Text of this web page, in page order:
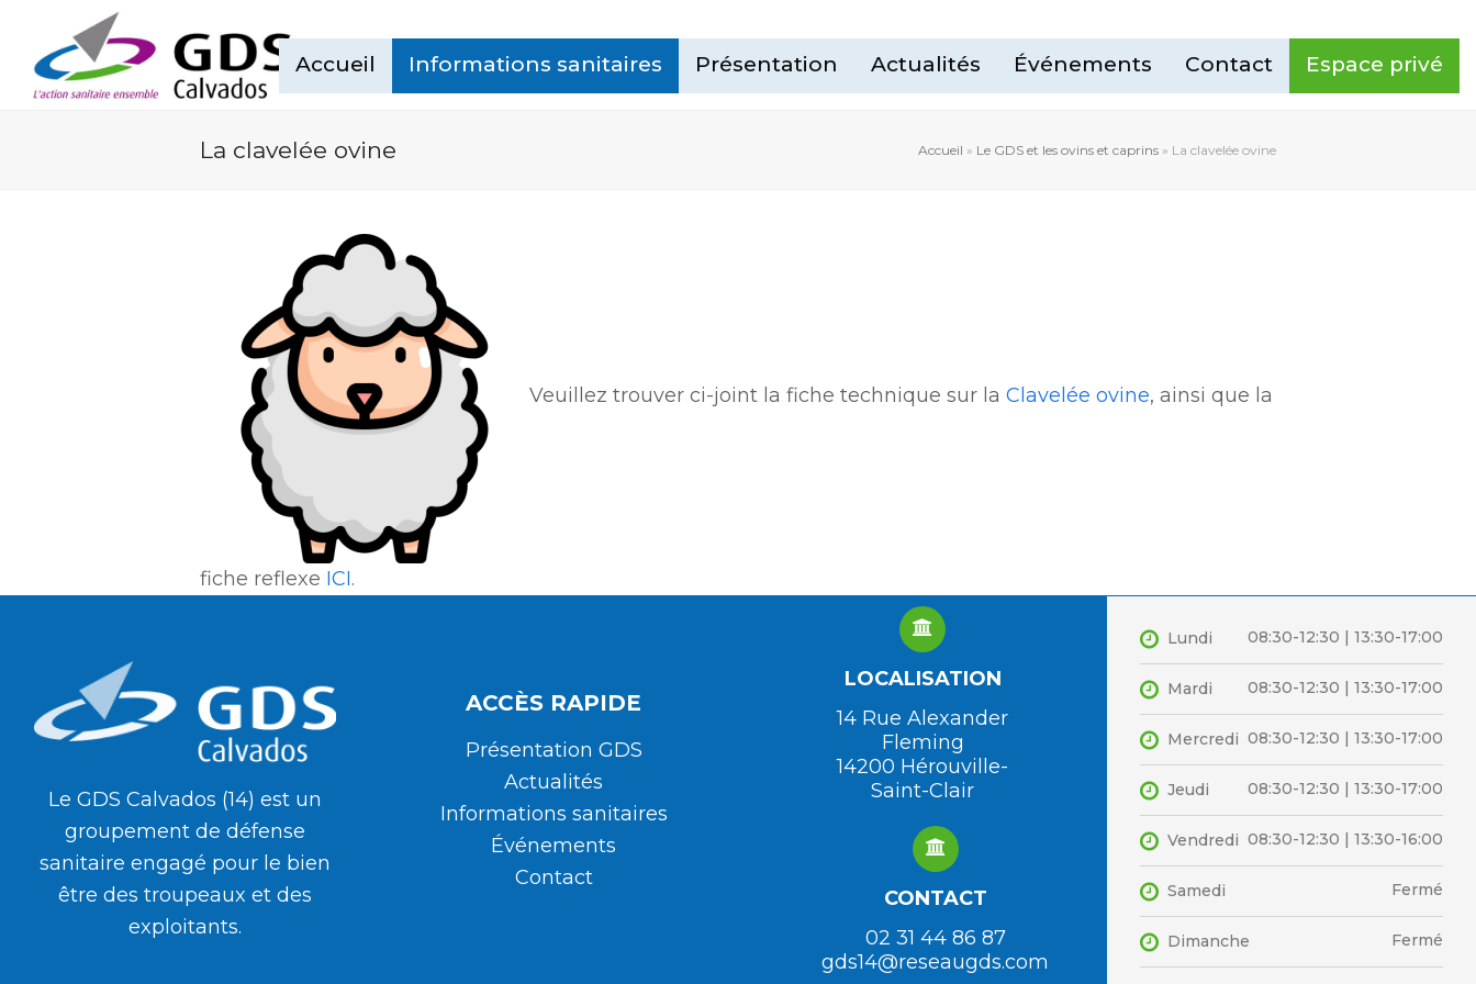
Accueil Informations sanitaires Présentation Actualités Événements Contact Espace privé
La clavelée ovine Accueil » Le GDS et les ovins et caprins » La clavelée ovine
Veuillez trouver ci-joint la fiche technique sur la Clavelée ovine, ainsi que la
fiche reflexe ICI.
Le GDS Calvados (14) est un
groupement de défense
sanitaire engagé pour le bien
être des troupeaux et des
exploitants.
ACCÈS RAPIDE
Présentation GDS
Actualités
Informations sanitaires
Événements
Contact
LOCALISATION
14 Rue Alexander
Fleming
14200 Hérouville-
Saint-Clair
CONTACT
02 31 44 86 87
gds14@reseaugds.com
Lundi 08:30-12:30 | 13:30-17:00
Mardi 08:30-12:30 | 13:30-17:00
Mercredi 08:30-12:30 | 13:30-17:00
Jeudi 08:30-12:30 | 13:30-17:00
Vendredi 08:30-12:30 | 13:30-16:00
Samedi Fermé
Dimanche Fermé